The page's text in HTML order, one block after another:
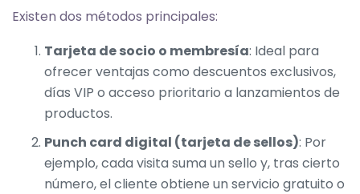
Existen dos métodos principales:
Tarjeta de socio o membresía: Ideal para
ofrecer ventajas como descuentos exclusivos,
días VIP o acceso prioritario a lanzamientos de
productos.
Punch card digital (tarjeta de sellos): Por
ejemplo, cada visita suma un sello y, tras cierto
número, el cliente obtiene un servicio gratuito o